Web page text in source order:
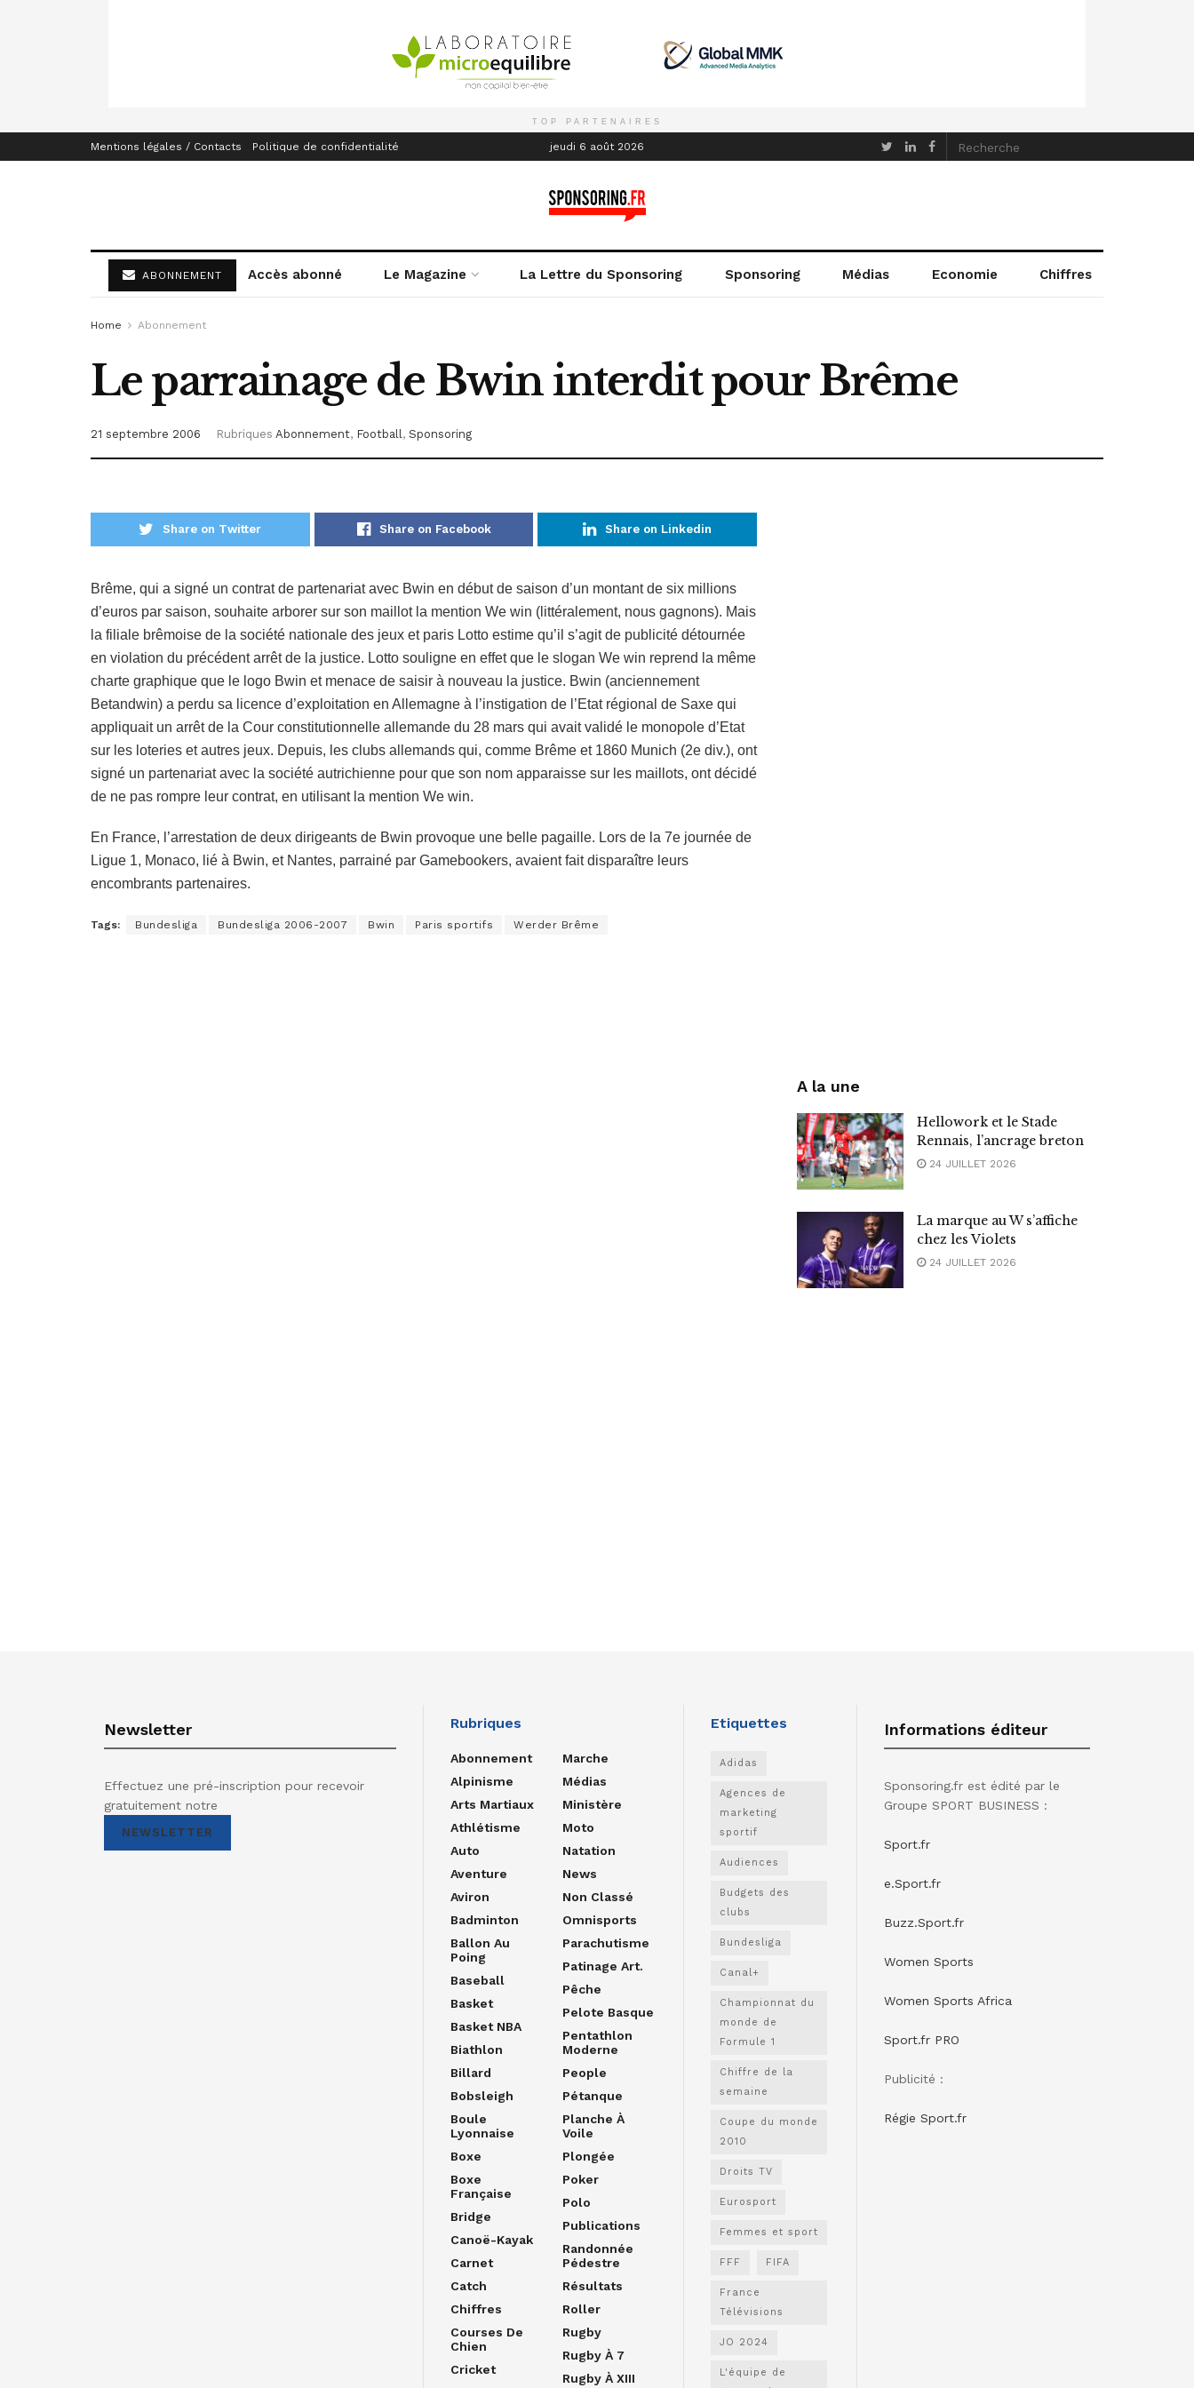
TOP PARTENAIRES
Mentions légales / Contacts Politique de confidentialité jeudi 6 août 2026
ABONNEMENT Accès abonné Le Magazine La Lettre du Sponsoring Sponsoring Médias Economie Chiffres
Home Abonnement
Le parrainage de Bwin interdit pour Brême
21 septembre 2006 Rubriques Abonnement, Football, Sponsoring
Share on Twitter Share on Facebook Share on Linkedin
Brême, qui a signé un contrat de partenariat avec Bwin en début de saison d’un montant de six millions
d’euros par saison, souhaite arborer sur son maillot la mention We win (littéralement, nous gagnons). Mais
la filiale brêmoise de la société nationale des jeux et paris Lotto estime qu’il s’agit de publicité détournée
en violation du précédent arrêt de la justice. Lotto souligne en effet que le slogan We win reprend la même
charte graphique que le logo Bwin et menace de saisir à nouveau la justice. Bwin (anciennement
Betandwin) a perdu sa licence d’exploitation en Allemagne à l’instigation de l’Etat régional de Saxe qui
appliquait un arrêt de la Cour constitutionnelle allemande du 28 mars qui avait validé le monopole d’Etat
sur les loteries et autres jeux. Depuis, les clubs allemands qui, comme Brême et 1860 Munich (2e div.), ont
signé un partenariat avec la société autrichienne pour que son nom apparaisse sur les maillots, ont décidé
de ne pas rompre leur contrat, en utilisant la mention We win.
En France, l’arrestation de deux dirigeants de Bwin provoque une belle pagaille. Lors de la 7e journée de
Ligue 1, Monaco, lié à Bwin, et Nantes, parrainé par Gamebookers, avaient fait disparaître leurs
encombrants partenaires.
Tags: Bundesliga Bundesliga 2006-2007 Bwin Paris sportifs Werder Brême
A la une
Hellowork et le Stade
Rennais, l’ancrage breton
24 JUILLET 2026
La marque au W s’affiche
chez les Violets
24 JUILLET 2026
Newsletter
Effectuez une pré-inscription pour recevoir
gratuitement notre
NEWSLETTER
Rubriques
Abonnement
Alpinisme
Arts Martiaux
Athlétisme
Auto
Aventure
Aviron
Badminton
Ballon Au
Poing
Baseball
Basket
Basket NBA
Biathlon
Billard
Bobsleigh
Boule
Lyonnaise
Boxe
Boxe
Française
Bridge
Canoë-Kayak
Carnet
Catch
Chiffres
Courses De
Chien
Cricket
Marche
Médias
Ministère
Moto
Natation
News
Non Classé
Omnisports
Parachutisme
Patinage Art.
Pêche
Pelote Basque
Pentathlon
Moderne
People
Pétanque
Planche À
Voile
Plongée
Poker
Polo
Publications
Randonnée
Pédestre
Résultats
Roller
Rugby
Rugby À 7
Rugby À XIII
Etiquettes
Adidas
Agences de
marketing
sportif
Audiences
Budgets des
clubs
Bundesliga
Canal+
Championnat du
monde de
Formule 1
Chiffre de la
semaine
Coupe du monde
2010
Droits TV
Eurosport
Femmes et sport
FFF FIFA
France
Télévisions
JO 2024
L'équipe de
Informations éditeur
Sponsoring.fr est édité par le
Groupe SPORT BUSINESS :
Sport.fr
e.Sport.fr
Buzz.Sport.fr
Women Sports
Women Sports Africa
Sport.fr PRO
Publicité :
Régie Sport.fr